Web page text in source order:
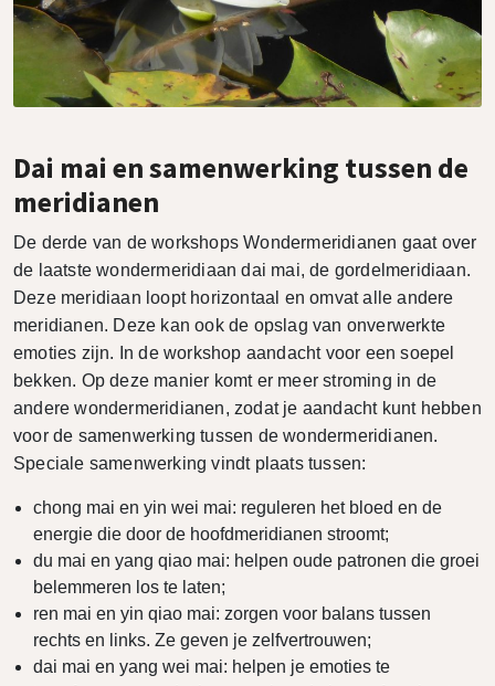
Dai mai en samenwerking tussen de
meridianen
De derde van de workshops Wondermeridianen gaat over
de laatste wondermeridiaan dai mai, de gordelmeridiaan.
Deze meridiaan loopt horizontaal en omvat alle andere
meridianen. Deze kan ook de opslag van onverwerkte
emoties zijn. In de workshop aandacht voor een soepel
bekken. Op deze manier komt er meer stroming in de
andere wondermeridianen, zodat je aandacht kunt hebben
voor de samenwerking tussen de wondermeridianen.
Speciale samenwerking vindt plaats tussen:
chong mai en yin wei mai: reguleren het bloed en de
energie die door de hoofdmeridianen stroomt;
du mai en yang qiao mai: helpen oude patronen die groei
belemmeren los te laten;
ren mai en yin qiao mai: zorgen voor balans tussen
rechts en links. Ze geven je zelfvertrouwen;
dai mai en yang wei mai: helpen je emoties te